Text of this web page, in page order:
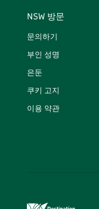
NSW 방문
문의하기
부인 성명
은둔
쿠키 고지
이용 약관